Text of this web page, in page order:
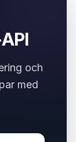
och
med